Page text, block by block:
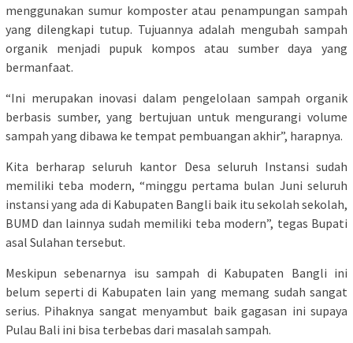
menggunakan sumur komposter atau penampungan sampah
yang dilengkapi tutup. Tujuannya adalah mengubah sampah
organik menjadi pupuk kompos atau sumber daya yang
bermanfaat.
“Ini merupakan inovasi dalam pengelolaan sampah organik
berbasis sumber, yang bertujuan untuk mengurangi volume
sampah yang dibawa ke tempat pembuangan akhir”, harapnya.
Kita berharap seluruh kantor Desa seluruh Instansi sudah
memiliki teba modern, “minggu pertama bulan Juni seluruh
instansi yang ada di Kabupaten Bangli baik itu sekolah sekolah,
BUMD dan lainnya sudah memiliki teba modern”, tegas Bupati
asal Sulahan tersebut.
Meskipun sebenarnya isu sampah di Kabupaten Bangli ini
belum seperti di Kabupaten lain yang memang sudah sangat
serius. Pihaknya sangat menyambut baik gagasan ini supaya
Pulau Bali ini bisa terbebas dari masalah sampah.